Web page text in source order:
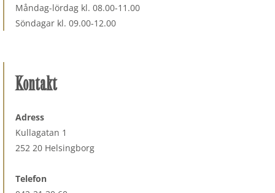
Måndag-lördag kl. 08.00-11.00
Söndagar kl. 09.00-12.00
Kontakt
Adress
Kullagatan 1
252 20 Helsingborg
Telefon